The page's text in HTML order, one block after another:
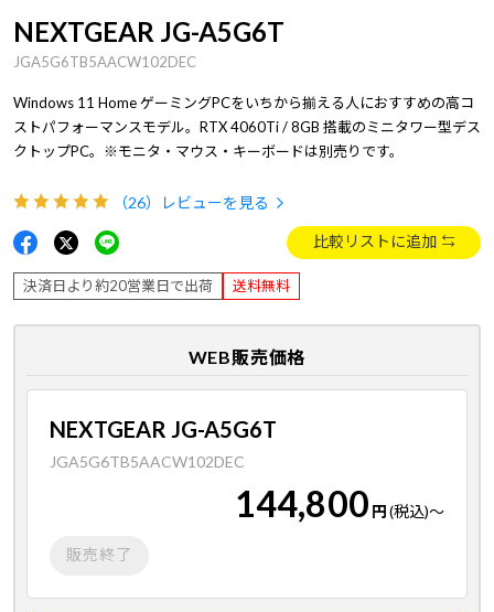
NEXTGEAR JG-A5G6T
JGA5G6TB5AACW102DEC
Windows 11 Home ゲーミングPCをいちから揃える人におすすめの高コ
ストパフォーマンスモデル。RTX 4060Ti / 8GB 搭載のミニタワー型デス
クトップPC。※モニタ・マウス・キーボードは別売りです。
（26） レビューを見る
比較リストに追加
決済日より約20営業日で出荷 送料無料
WEB販売価格
NEXTGEAR JG-A5G6T
JGA5G6TB5AACW102DEC
144,800 円(税込)～
販売終了